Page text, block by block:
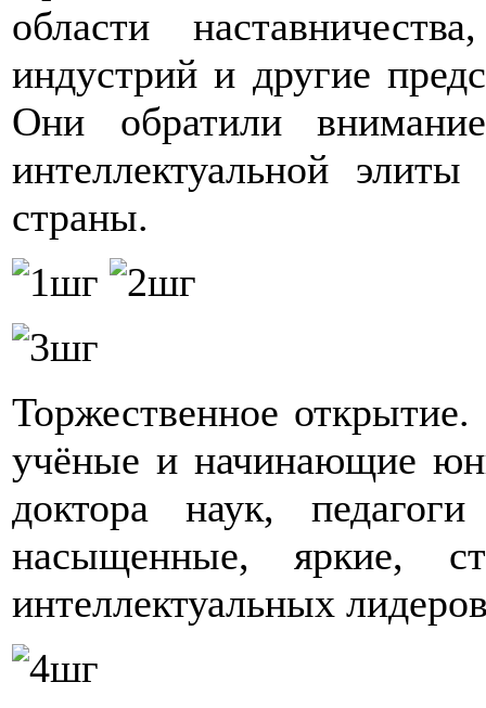
области
индустрий и другие
Они обратили
интеллектуальной
страны.
Торжественное
учёные и начинающие
доктора наук,
насыщенные, яркие,
интеллектуальных